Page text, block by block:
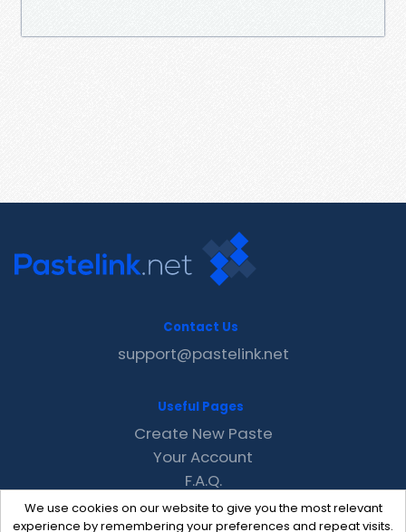
We use cookies on our website to give you the most relevant
experience by remembering your preferences and repeat visits.
Contact Us
support@pastelink.net
Useful Pages
Create New Paste
Your Account
F.A.Q.
Recent
Contact